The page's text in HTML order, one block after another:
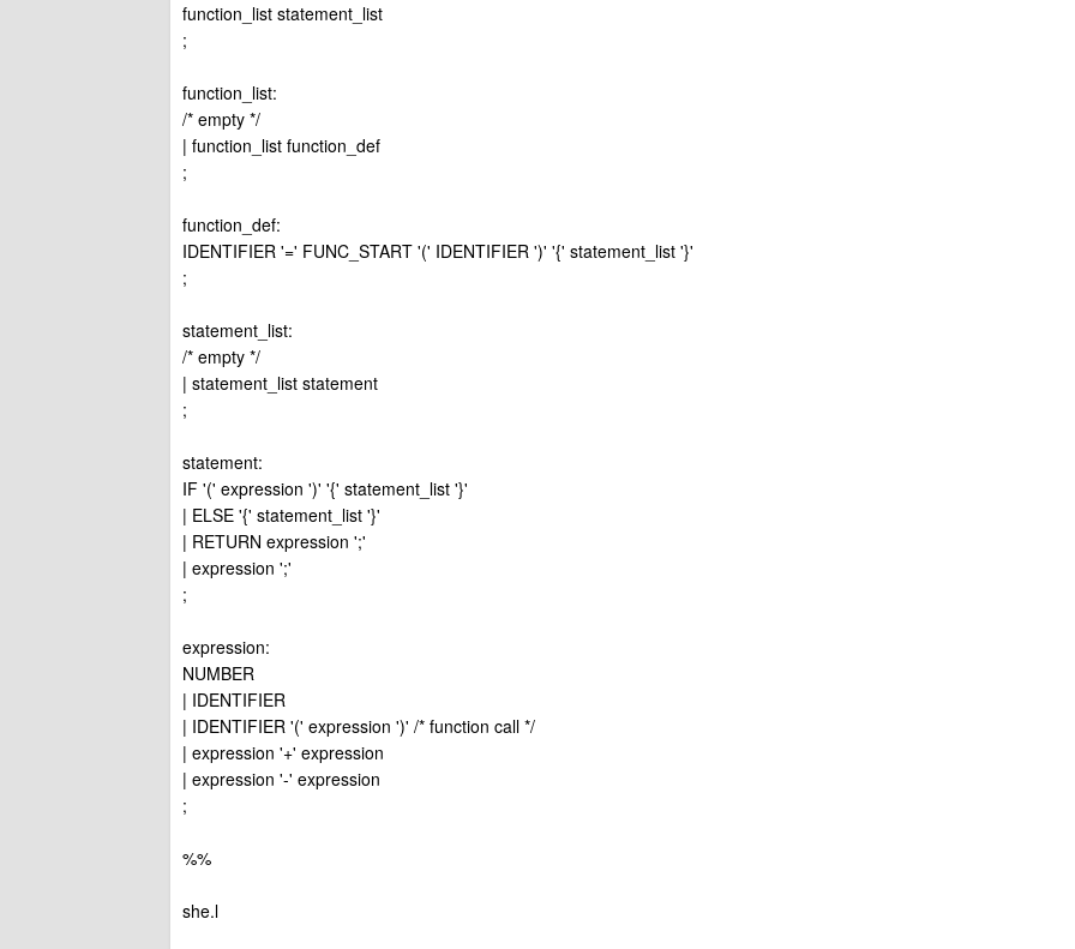
function_list statement_list
;
function_list:
/* empty */
| function_list function_def
;
function_def:
IDENTIFIER '=' FUNC_START '(' IDENTIFIER ')' '{' statement_list '}'
;
statement_list:
/* empty */
| statement_list statement
;
statement:
IF '(' expression ')' '{' statement_list '}'
| ELSE '{' statement_list '}'
| RETURN expression ';'
| expression ';'
;
expression:
NUMBER
| IDENTIFIER
| IDENTIFIER '(' expression ')' /* function call */
| expression '+' expression
| expression '-' expression
;
%%
she.l